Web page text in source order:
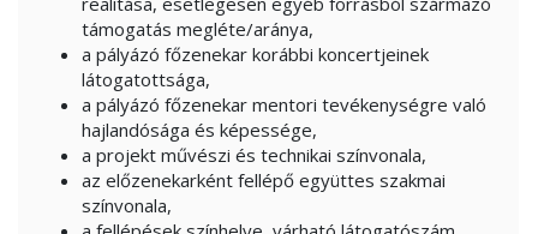
támogatás megléte/aránya,
a pályázó főzenekar korábbi koncertjeinek
látogatottsága,
a pályázó főzenekar mentori tevékenységre való
hajlandósága és képessége,
a projekt művészi és technikai színvonala,
az előzenekarként fellépő együttes szakmai
színvonala,